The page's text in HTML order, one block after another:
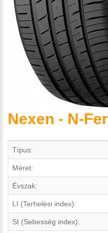
Nexen - N-
Típus:
Méret:
Évszak:
LI (Terhelési index):
SI (Sebesség index):